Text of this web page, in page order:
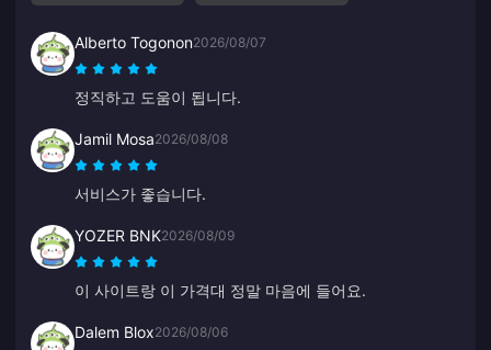
Alberto Togonon2026/08/07
정직하고 도움이 됩니다.
Jamil Mosa2026/08/08
서비스가 좋습니다.
YOZER BNK2026/08/09
이 사이트랑 이 가격대 정말 마음에 들어요.
Dalem Blox2026/08/06